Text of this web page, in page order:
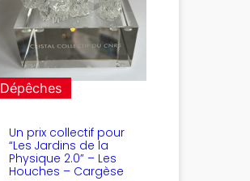
Dépêches
Un prix collectif pour
“Les Jardins de la
Physique 2.0” – Les
Houches – Cargèse